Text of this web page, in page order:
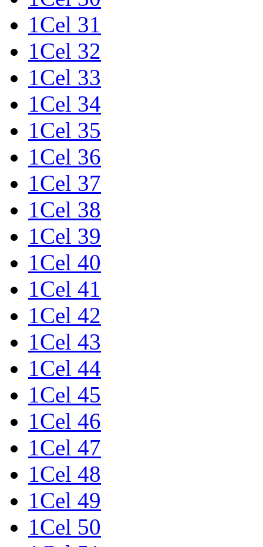
1Cel 31
1Cel 32
1Cel 33
1Cel 34
1Cel 35
1Cel 36
1Cel 37
1Cel 38
1Cel 39
1Cel 40
1Cel 41
1Cel 42
1Cel 43
1Cel 44
1Cel 45
1Cel 46
1Cel 47
1Cel 48
1Cel 49
1Cel 50